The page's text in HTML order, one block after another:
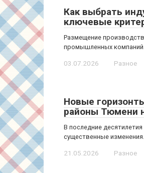
Как выбрать
ключевые
Размещение
промышленных
03.07.2026 Разное
Новые
районы Тюмени
В последние
существенные
21.05.2026 Разное